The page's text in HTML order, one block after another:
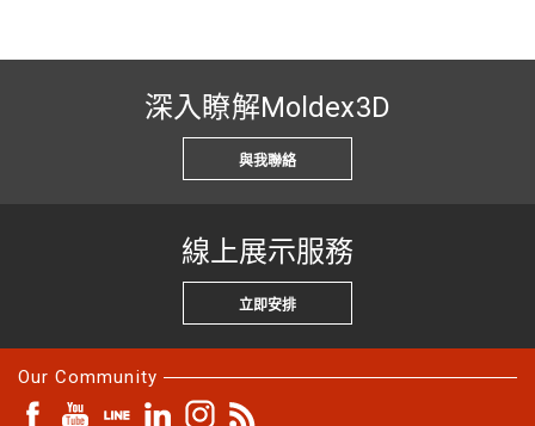
深入瞭解Moldex3D
與我聯絡
線上展示服務
立即安排
Our Community